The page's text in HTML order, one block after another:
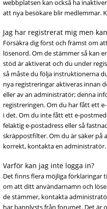
webbplatsen kan också ha
att nya besökare blir medlemmar.
Jag har registrerat mig men
Försäkra dig först och främst om
lösenord. Om de stämmer så kan
stöd är aktiverat och du under
så måste du följa instruktionerna
nya registreringar aktiveras innan
eller av an administratör; denna
registreringen. Om du har fått ett
i det. Om du inte fått ett e-
felaktig e-postadress eller så
skräppostfilter. Om du är säker på
korrekt, kontakta en administratör.
Varför kan jag inte logga in?
Det finns flera möjliga förklaringar
om att ditt användarnamn och
de stämmer, kontakta
har bannlysts från forumet. Det är